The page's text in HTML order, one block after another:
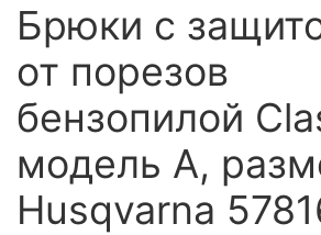
Брюки с
от порезов
бензопилой
модель А,
Husqvarna